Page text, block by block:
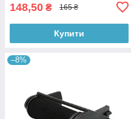
148,50 ₴ 165 ₴
Купити
–8%